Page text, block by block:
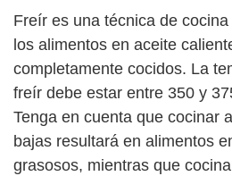
Freír es una técnica de
los alimentos en aceite
completamente cocidos. La
freír debe estar entre 350 y
Tenga en cuenta que cocinar
bajas resultará en alimentos
grasosos, mientras que